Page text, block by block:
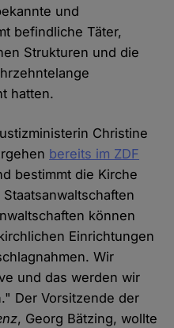
und
befindliche Täter,
Strukturen und die
hatten.
Christine
bereits im ZDF
bestimmt die Kirche
können
Einrichtungen
Wir
und das werden wir
Der Vorsitzende der
, Georg Bätzing, wollte